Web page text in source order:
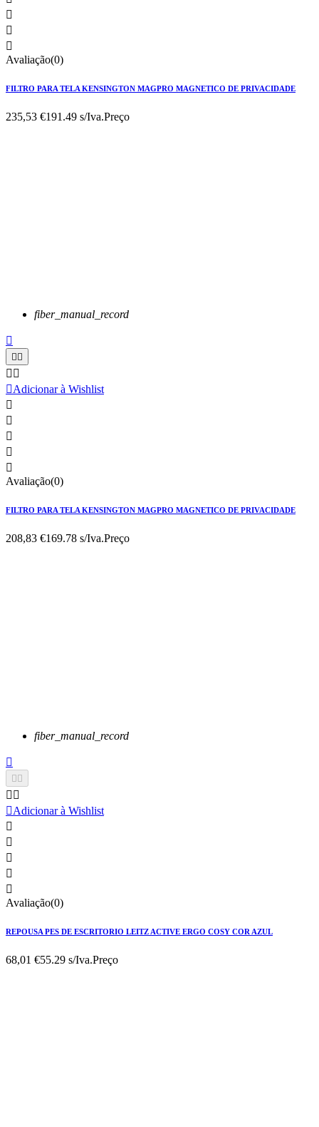



Avaliação(0)
FILTRO PARA TELA KENSINGTON MAGPRO MAGNETICO DE PRIVACIDADE
235,53 €191.49 s/Iva.Preço
fiber_manual_record

 
 
Adicionar à Wishlist





Avaliação(0)
FILTRO PARA TELA KENSINGTON MAGPRO MAGNETICO DE PRIVACIDADE
208,83 €169.78 s/Iva.Preço
fiber_manual_record

 
 
Adicionar à Wishlist





Avaliação(0)
REPOUSA PES DE ESCRITORIO LEITZ ACTIVE ERGO COSY COR AZUL
68,01 €55.29 s/Iva.Preço